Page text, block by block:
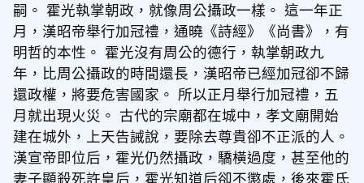
嗣。 霍光執掌朝政，就像周公攝政一樣。 這一年正
月，漢昭帝舉行加冠禮，通曉《詩經》《尚書》，有
明哲的本性。 霍光沒有周公的德行，執掌朝政九
年，比周公攝政的時間還長，漢昭帝已經加冠卻不歸
還政權，將要危害國家。 所以正月舉行加冠禮，五
月就出現火災。 古代的宗廟都在城中，孝文廟開始
建在城外，上天告誡說，要除去尊貴卻不正派的人。
漢宣帝即位后，霍光仍然攝政，驕橫過度，甚至他的
妻子顯殺死許皇后，霍光知道后卻不懲處，後來霍氏